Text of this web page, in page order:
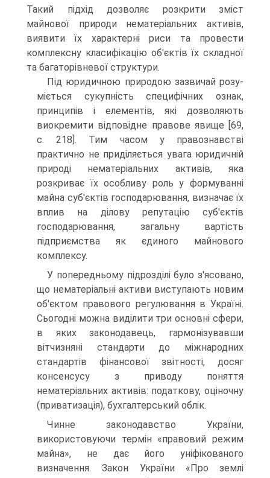
Такий підхід дозволяє розкрити зміст
майнової природи нематеріальних активів,
виявити їх характерні риси та провести
комплексну класифіка­цію об'єктів їх складної
та багаторівневої структури.
Під юридичною природою зазвичай розу­
міється сукупність специфічних ознак,
принци­пів і елементів, які дозволяють
виокремити від­повідне правове явище [69,
с. 218]. Тим часом у правознавстві
практично не приділяється увага юридичній
природі нематеріальних активів, яка
розкриває їх особливу роль у формуванні
майна суб'єктів господарювання, визначає їх
вплив на ділову репутацію суб'єктів
господарювання, за­гальну вартість
підприємства як єдиного майно­вого
комплексу.
У попередньому підрозділі було з'ясовано,
що нематеріальні активи виступають новим
об'єктом правового регулювання в Україні.
Сьогодні можна виділити три основні сфери,
в яких законодавець, гармонізувавши
вітчизняні стандарти до міжнарод­них
стандартів фінансової звітності, досяг
консенсу­су з приводу поняття
нематеріальних активів: по­даткову, оціночну
(приватизація), бухгалтерський облік.
Чинне законодавство України,
використову­ючи термін «правовий режим
майна», не дає його уніфікованого
визначення. Закон України «Про зем­лі